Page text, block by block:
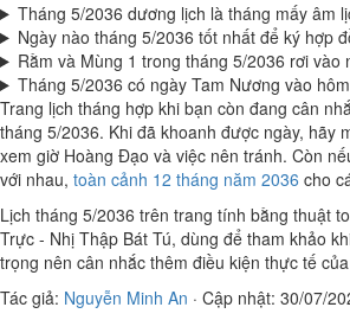
Tháng 5/2036 dương lịch là tháng mấy âm
Ngày nào tháng 5/2036 tốt nhất để ký hợp
Rằm và Mùng 1 trong tháng 5/2036 rơi vào
Tháng 5/2036 có ngày Tam Nương vào
Trang lịch tháng hợp khi bạn còn đang cân
tháng 5/2036. Khi đã khoanh được ngày, hãy
xem giờ Hoàng Đạo và việc nên tránh. Còn
với nhau, toàn cảnh 12 tháng năm 2036 cho
Lịch tháng 5/2036 trên trang tính bằng thuật
Trực - Nhị Thập Bát Tú, dùng để tham khảo
trọng nên cân nhắc thêm điều kiện thực tế
Tác giả: Nguyễn Minh An · Cập nhật: 30/07/